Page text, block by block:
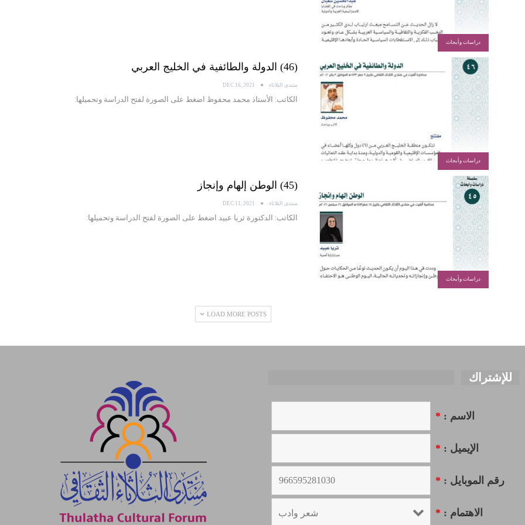
دراسات وأبحاث
دراسات وأبحاث
(46) الدولة والطائفية في الخليج العربي
منتدى الثلاثاء DEC 16, 2021
الكاتب: الأستاذ محمد محفوظ اضغط على الصورة لفتح الدراسة وتحميلها:
دراسات وأبحاث
(45) الوطن إلهام وإنجاز
منتدى الثلاثاء DEC 11, 2021
الكاتب: الدكتورة ثريا عبيد اضغط على الصورة لفتح الدراسة وتحميلها:
LOAD MORE POSTS
للإشتراك
الاسم : *
الإيميل : *
رقم الموبايل : *
الاهتمام : *